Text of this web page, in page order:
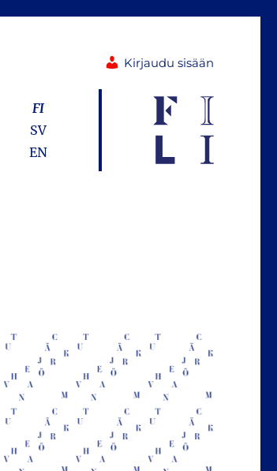
Kirjaudu sisään
FI
SV
EN